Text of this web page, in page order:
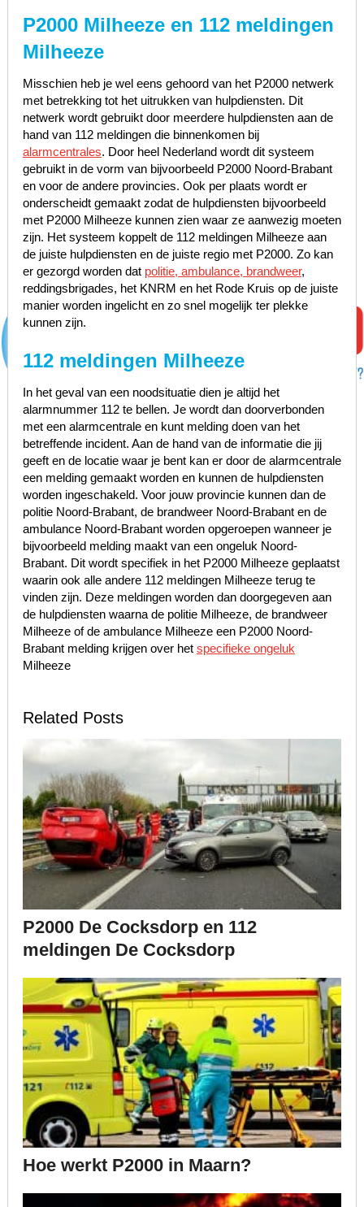
P2000 Milheeze en 112 meldingen
Milheeze
Misschien heb je wel eens gehoord van het P2000 netwerk
met betrekking tot het uitrukken van hulpdiensten. Dit
netwerk wordt gebruikt door meerdere hulpdiensten aan de
hand van 112 meldingen die binnenkomen bij
alarmcentrales. Door heel Nederland wordt dit systeem
gebruikt in de vorm van bijvoorbeeld P2000 Noord-Brabant
en voor de andere provincies. Ook per plaats wordt er
onderscheidt gemaakt zodat de hulpdiensten bijvoorbeeld
met P2000 Milheeze kunnen zien waar ze aanwezig moeten
zijn. Het systeem koppelt de 112 meldingen Milheeze aan
de juiste hulpdiensten en de juiste regio met P2000. Zo kan
er gezorgd worden dat politie, ambulance, brandweer,
reddingsbrigades, het KNRM en het Rode Kruis op de juiste
manier worden ingelicht en zo snel mogelijk ter plekke
kunnen zijn.
112 meldingen Milheeze
In het geval van een noodsituatie dien je altijd het
alarmnummer 112 te bellen. Je wordt dan doorverbonden
met een alarmcentrale en kunt melding doen van het
betreffende incident. Aan de hand van de informatie die jij
geeft en de locatie waar je bent kan er door de alarmcentrale
een melding gemaakt worden en kunnen de hulpdiensten
worden ingeschakeld. Voor jouw provincie kunnen dan de
politie Noord-Brabant, de brandweer Noord-Brabant en de
ambulance Noord-Brabant worden opgeroepen wanneer je
bijvoorbeeld melding maakt van een ongeluk Noord-
Brabant. Dit wordt specifiek in het P2000 Milheeze geplaatst
waarin ook alle andere 112 meldingen Milheeze terug te
vinden zijn. Deze meldingen worden dan doorgegeven aan
de hulpdiensten waarna de politie Milheeze, de brandweer
Milheeze of de ambulance Milheeze een P2000 Noord-
Brabant melding krijgen over het specifieke ongeluk
Milheeze
Related Posts
P2000 De Cocksdorp en 112
meldingen De Cocksdorp
Hoe werkt P2000 in Maarn?